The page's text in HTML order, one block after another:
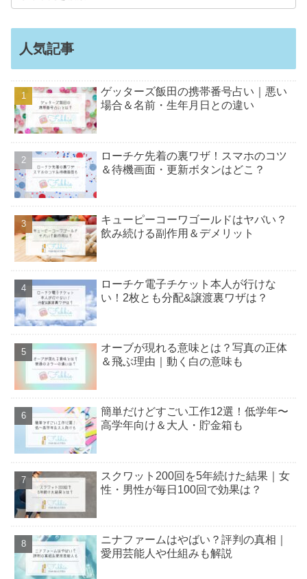
人気記事
ゲッターズ飯田の携帯番号占い｜悪い
場合＆名前・生年月日との違い
ローチケ先着の裏ワザ！スマホのコツ
＆待機画面・更新ボタンはどこ？
キューピーコーワゴールドはヤバい？
飲み続ける副作用＆デメリット
ローチケ電子チケット本人が行けな
い！2枚とも分配&譲渡裏ワザは？
オーブが現れる意味とは？写真の正体
＆飛ぶ理由｜動く白の意味も
簡単だけどすごい工作12選！低学年〜
高学年向け＆大人・貯金箱も
スクワット200回を5年続けた結果｜女
性・男性が毎日100回で効果は？
ニナファームはやばい？評判の真相｜
愛用芸能人や仕組みも解説